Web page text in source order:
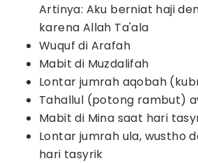
Artinya: Aku berniat haji
karena Allah Ta'ala
Wuquf di Arafah
Mabit di Muzdalifah
Lontar jumrah aqobah
Tahallul (potong rambut)
Mabit di Mina saat hari
Lontar jumrah ula, wustho
hari tasyrik